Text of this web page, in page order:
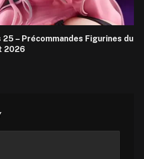
– Précommandes Figurines du
2026